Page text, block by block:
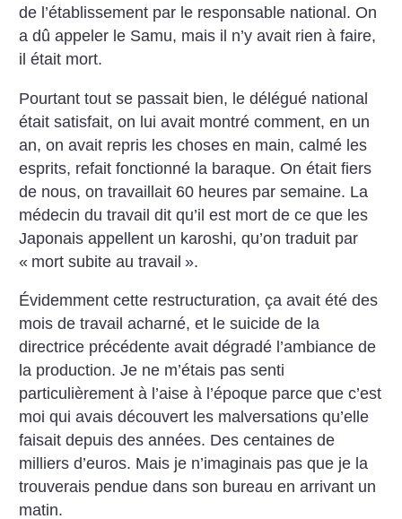
de l’établissement par le responsable national. On
a dû appeler le Samu, mais il n’y avait rien à faire,
il était mort.
Pourtant tout se passait bien, le délégué national
était satisfait, on lui avait montré comment, en un
an, on avait repris les choses en main, calmé les
esprits, refait fonctionné la baraque. On était fiers
de nous, on travaillait 60 heures par semaine. La
médecin du travail dit qu’il est mort de ce que les
Japonais appellent un karoshi, qu’on traduit par
« mort subite au travail ».
Évidemment cette restructuration, ça avait été des
mois de travail acharné, et le suicide de la
directrice précédente avait dégradé l’ambiance de
la production. Je ne m’étais pas senti
particulièrement à l’aise à l’époque parce que c’est
moi qui avais découvert les malversations qu’elle
faisait depuis des années. Des centaines de
milliers d’euros. Mais je n’imaginais pas que je la
trouverais pendue dans son bureau en arrivant un
matin.